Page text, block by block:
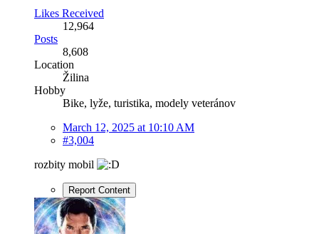
Likes Received
12,964
Posts
8,608
Location
Žilina
Hobby
Bike, lyže, turistika, modely veteránov
March 12, 2025 at 10:10 AM
#3,004
rozbity mobil
Report Content